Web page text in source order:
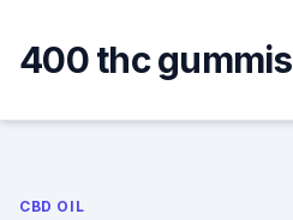
content
400 thc gummis
CBD OIL